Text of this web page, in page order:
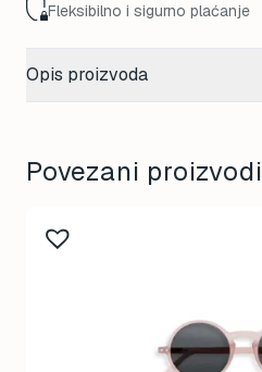
Fleksibilno i sigurno plaćanje
Opis proizvoda
Povezani proizvodi